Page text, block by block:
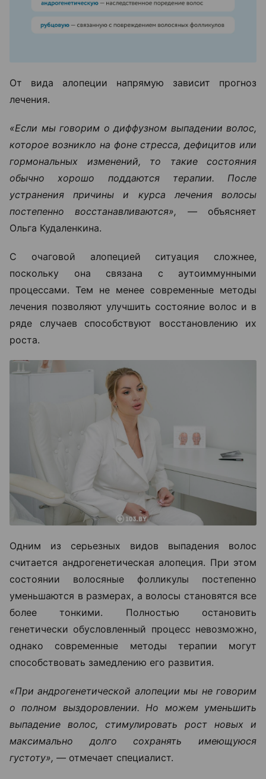
От вида алопеции напрямую зависит прогноз
лечения.
«Если мы говорим о диффузном выпадении волос,
которое возникло на фоне стресса, дефицитов или
гормональных изменений, то такие состояния
обычно хорошо поддаются терапии. После
устранения причины и курса лечения волосы
постепенно восстанавливаются», —объясняет
Ольга Кудаленкина.
С очаговой алопецией ситуация сложнее,
поскольку она связана с аутоиммунными
процессами. Тем не менее современные методы
лечения позволяют улучшить состояние волос и в
ряде случаев способствуют восстановлению их
роста.
Одним из серьезных видов выпадения волос
считается андрогенетическая алопеция. При этом
состоянии волосяные фолликулы постепенно
уменьшаются в размерах, а волосы становятся все
более тонкими. Полностью остановить
генетически обусловленный процесс невозможно,
однако современные методы терапии могут
способствовать замедлению его развития.
«При андрогенетической алопеции мы не говорим
о полном выздоровлении. Но можем уменьшить
выпадение волос, стимулировать рост новых и
максимально долго сохранять имеющуюся
густоту», — отмечает специалист.